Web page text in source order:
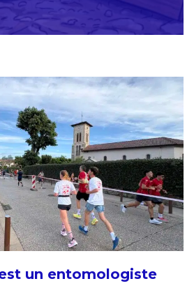
un entomologiste